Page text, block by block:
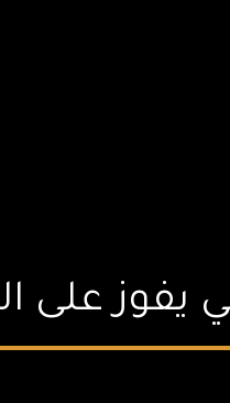
يفوز على